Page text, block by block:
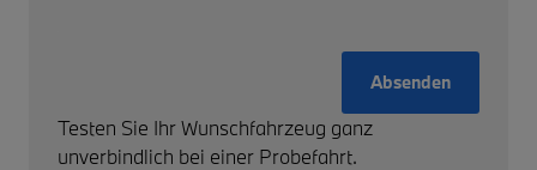
Absenden
Testen Sie Ihr Wunschfahrzeug ganz
unverbindlich bei einer Probefahrt.